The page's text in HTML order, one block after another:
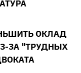
ОКЛАД
ЗА "ТРУДНЫХ